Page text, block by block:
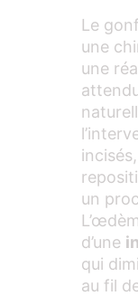
Le
une
une
un
d’une
qui
au fil